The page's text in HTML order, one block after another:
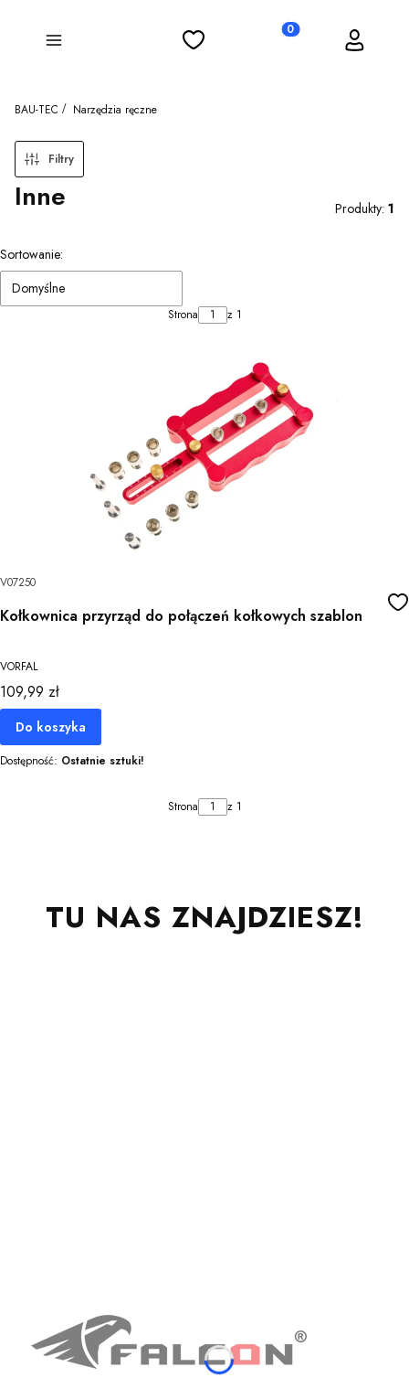
Menu Ulubione Produkty w koszyku:
Koszyk Zaloguj się
BAU-TEC Narzędzia ręczne
Filtry
Inne Produkty: 1
Lista produktów
Sortowanie:
Domyślne
Strona z 1
V07250
Kołkownica przyrząd do połączeń kołkowych szablon
VORFAL
Cena
109,99 zł
Do koszyka
Dostępność: Ostatnie sztuki!
Strona z 1
TU NAS ZNAJDZIESZ!